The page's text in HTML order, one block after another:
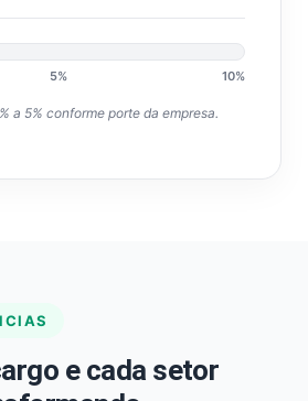
5% 10%
a 5% conforme porte da empresa.
e cada setor